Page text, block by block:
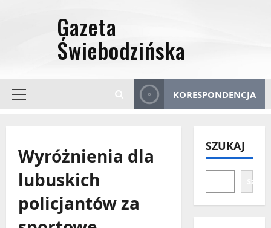
Menu
KORESPONDENCJA
Wyróżnienia dla
lubuskich
policjantów za
SZUKAJ